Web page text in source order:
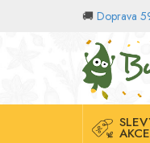
🚚 Doprava
Domů
AKCE